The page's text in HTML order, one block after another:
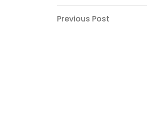
Post
Previous
Previous Post